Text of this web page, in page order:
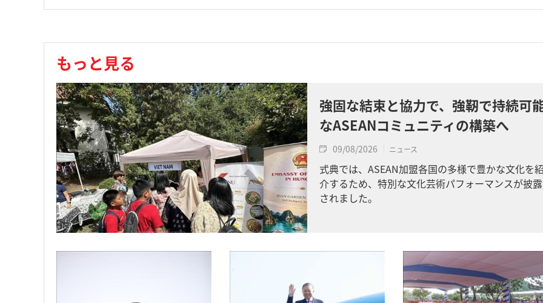
もっと見る
強固な結束と協力で、強靭で持続可
なASEANコミュニティの構築へ
09/08/2026 ニュース
式典では、ASEAN加盟各国の多様で豊かな文化を
介するため、特別な文化芸術パフォーマンスが披露
されました。